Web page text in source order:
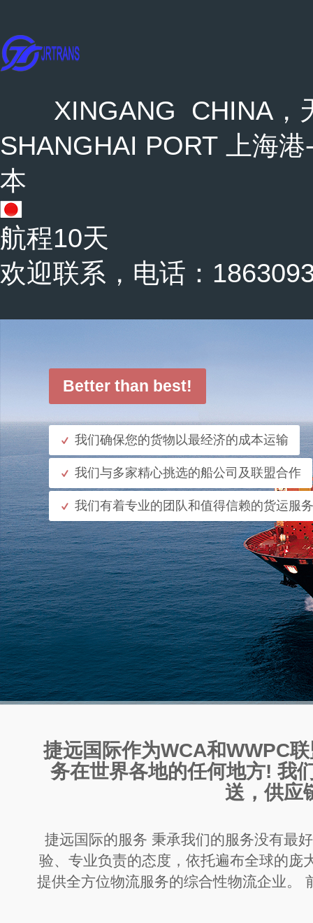
XINGANG CHINA，天
SHANGHAI PORT 上海
本
航程10天
欢迎联系，电话：
Better than best!
我们确保您的货物以最经济的成本运输
我们与多家精心挑选的船公司及联盟合作
我们有着专业的团队和值得信赖的货运服务
了解更多
捷远国际作为WCA和WWPC
务在世界各地的任何地方! 我
送，供应
捷远国际的服务 秉承我们的服务没有最
验、专业负责的态度，依托遍布全球的庞
提供全方位物流服务的综合性物流企业。